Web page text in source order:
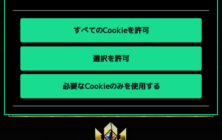
すべてのCookieを許可
選択を許可
必要なCookieのみを使用する
トライダムの歩兵
4 4 x2